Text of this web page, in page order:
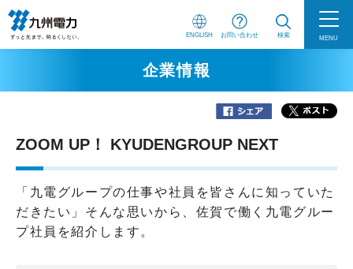
ENGLISH お問い合わせ 検索 MENU
企業情報
ZOOM UP！ KYUDENGROUP NEXT
「九電グループの仕事や社員を皆さんに知っていた
だきたい」そんな思いから、佐賀で働く九電グルー
プ社員を紹介します。